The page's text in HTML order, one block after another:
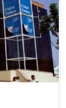
en la
presidió los
Día
en